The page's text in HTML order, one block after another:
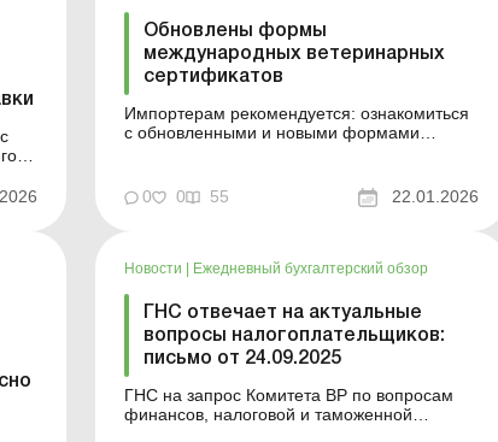
Обновлены формы
международных ветеринарных
сертификатов
Импортерам рекомендуется: ознакомиться
с обновленными и новыми формами
документов, оформляемых компетентными
органами стран-экспортеров, новым
требования к сельхозпродукц...
0 0 55 22.01.2026
Новости Ежедневный бухгалтерский обзор
ГНС отвечает на актуальные
вопросы налогоплательщиков:
письмо от 24.09.2025
ГНС на запрос Комитета ВР по вопросам
финансов, налоговой и таможенной